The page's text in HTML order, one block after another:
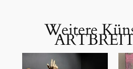
Weitere